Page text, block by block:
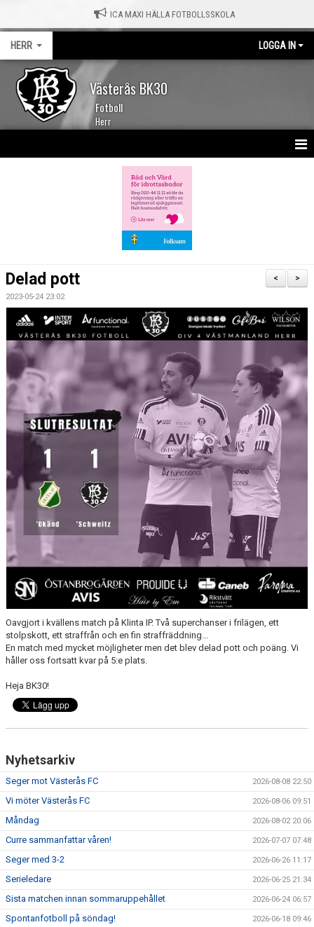
ICA MAXI HÄLLA FOTBOLLSSKOLA
HERR LOGGA IN
Västerås BK30
Fotboll
Herr
MATCHER
KONTAKT
>
<
Delad pott
2023-05-24 23:02
Oavgjort i kvällens match på Klinta IP. Två superchanser i frilägen, ett
stolpskott, ett straffrån och en fin straffräddning...
En match med mycket möjligheter men det blev delad pott och poäng. Vi
håller oss fortsatt kvar på 5:e plats.
Heja BK30!
Nyhetsarkiv
Seger mot Västerås FC 2026-08-08 22:50
Vi möter Västerås FC 2026-08-06 09:51
Måndag 2026-08-02 20:06
Curre sammanfattar våren! 2026-07-07 07:48
Seger med 3-2 2026-06-26 11:17
Serieledare 2026-06-25 21:34
Sista matchen innan sommaruppehållet 2026-06-24 06:57
Spontanfotboll på söndag! 2026-06-18 09:46